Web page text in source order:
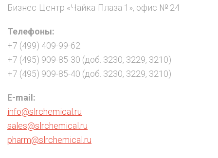
Бизнес-Центр «Чайка-Плаза 1», офис № 24
Телефоны:
+7 (499) 409-99-62
+7 (495) 909-85-30 (доб. 3230, 3229, 3210)
+7 (495) 909-85-40 (доб. 3230, 3229, 3210)
E-mail:
info@slrchemical.ru
sales@slrchemical.ru
pharm@slrchemical.ru